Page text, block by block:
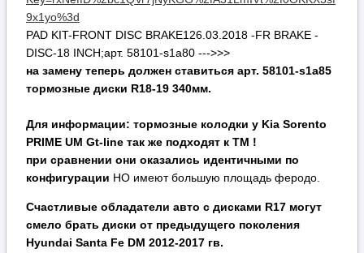
PAD KIT-FRONT DISC BRAKE126.03.2018 -FR BRAKE -
DISC-18 INCH;арт. 58101-s1a80 --->>>
на замену теперь должен ставиться арт. 58101-s1a85
тормозные диски R18-19 340мм.
Для информации: тормозные колодки у Kia Sorento
PRIME UM Gt-line так же подходят к ТМ !
при сравнении они оказались идентичными по
конфигурации НО имеют большую площадь феродо.
Счастливые обладатели авто с дисками R17 могут
смело брать диски от предыдущего поколения
Hyundai Santa Fe DM 2012-2017 гв.